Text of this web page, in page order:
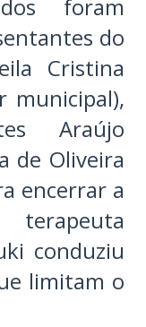
foram
do
Cristina
municipal),
Araújo
de Oliveira
encerrar a
conduziu
limitam o